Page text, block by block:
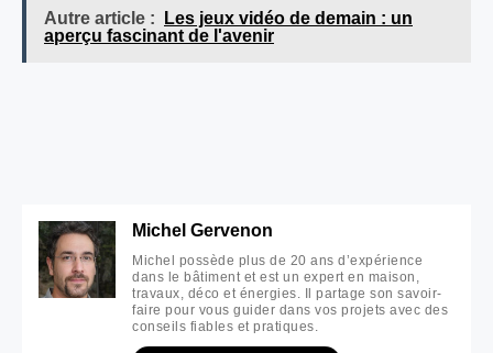
Autre article :
Les jeux vidéo de demain : un
aperçu fascinant de l'avenir
Michel Gervenon
Michel possède plus de 20 ans d’expérience
dans le bâtiment et est un expert en maison,
travaux, déco et énergies. Il partage son savoir-
faire pour vous guider dans vos projets avec des
conseils fiables et pratiques.